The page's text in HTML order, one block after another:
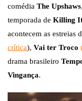
comédia The Upshaws
temporada de Killing
acontecem as estreias
crítica), Vai ter Troco
drama brasileiro
Vingança.